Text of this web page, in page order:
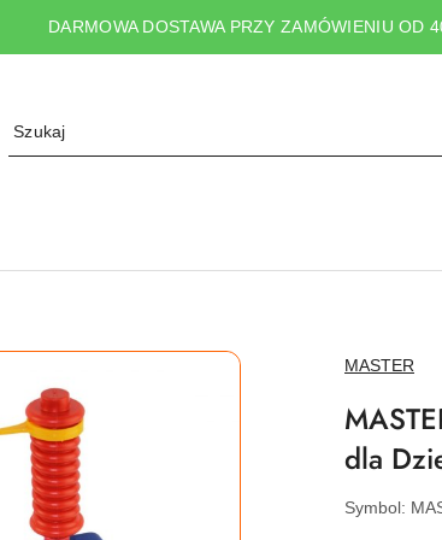
DARMOWA DOSTAWA PRZY ZAMÓWIENIU OD
NAZWA
MASTER
dla
Symbol: